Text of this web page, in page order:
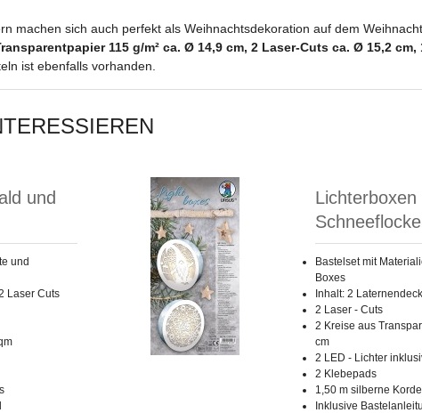
machen sich auch perfekt als Weihnachtsdekoration auf dem
115 g/m² ca. Ø 14,9 cm, 2 Laser-Cuts ca. Ø 15,2
ist ebenfalls vorhanden.
und
und
Laser Cuts
Bastelset mit
Boxes
Inhalt: 2
2 Laser - Cuts
2 Kreise aus
cm
2 LED - Lichter
2 Klebepads
1,50 m silberne Kordel
Inklusive